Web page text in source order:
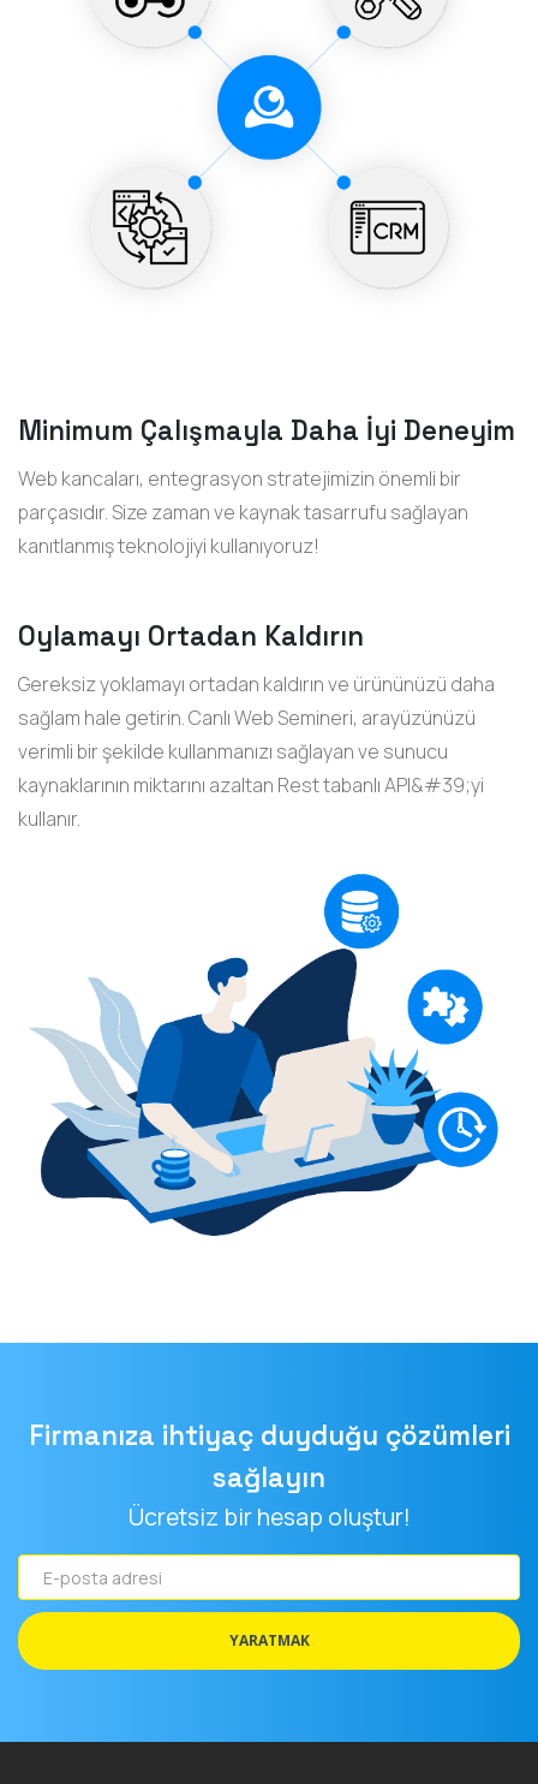
Minimum Çalışmayla Daha İyi Deneyim
Web kancaları, entegrasyon stratejimizin önemli bir
parçasıdır. Size zaman ve kaynak tasarrufu sağlayan
kanıtlanmış teknolojiyi kullanıyoruz!
Oylamayı Ortadan Kaldırın
Gereksiz yoklamayı ortadan kaldırın ve ürününüzü daha
sağlam hale getirin. Canlı Web Semineri, arayüzünüzü
verimli bir şekilde kullanmanızı sağlayan ve sunucu
kaynaklarının miktarını azaltan Rest tabanlı API&#39;yi
kullanır.
Firmanıza ihtiyaç duyduğu çözümleri
sağlayın
Ücretsiz bir hesap oluştur!
posta
adresi
YARATMAK